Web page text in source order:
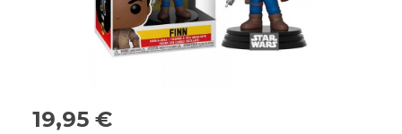
19,95 €